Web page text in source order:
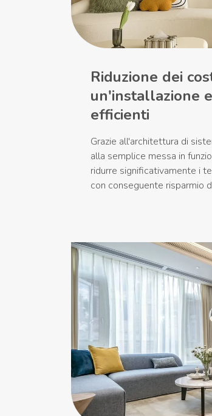
Riduzione dei
un'installazione
efficienti
Grazie all'architettura di
alla semplice messa in
ridurre significativamente i
con conseguente risparmio